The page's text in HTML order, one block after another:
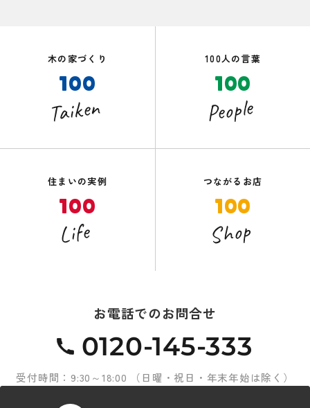
木の家づくり
100
Taiken
100人の言葉
100
People
住まいの実例
100
Life
つながるお店
100
Shop
お電話でのお問合せ
0120-145-333
受付時間：9:30～18:00 （日曜・祝日・年末年始は除く）